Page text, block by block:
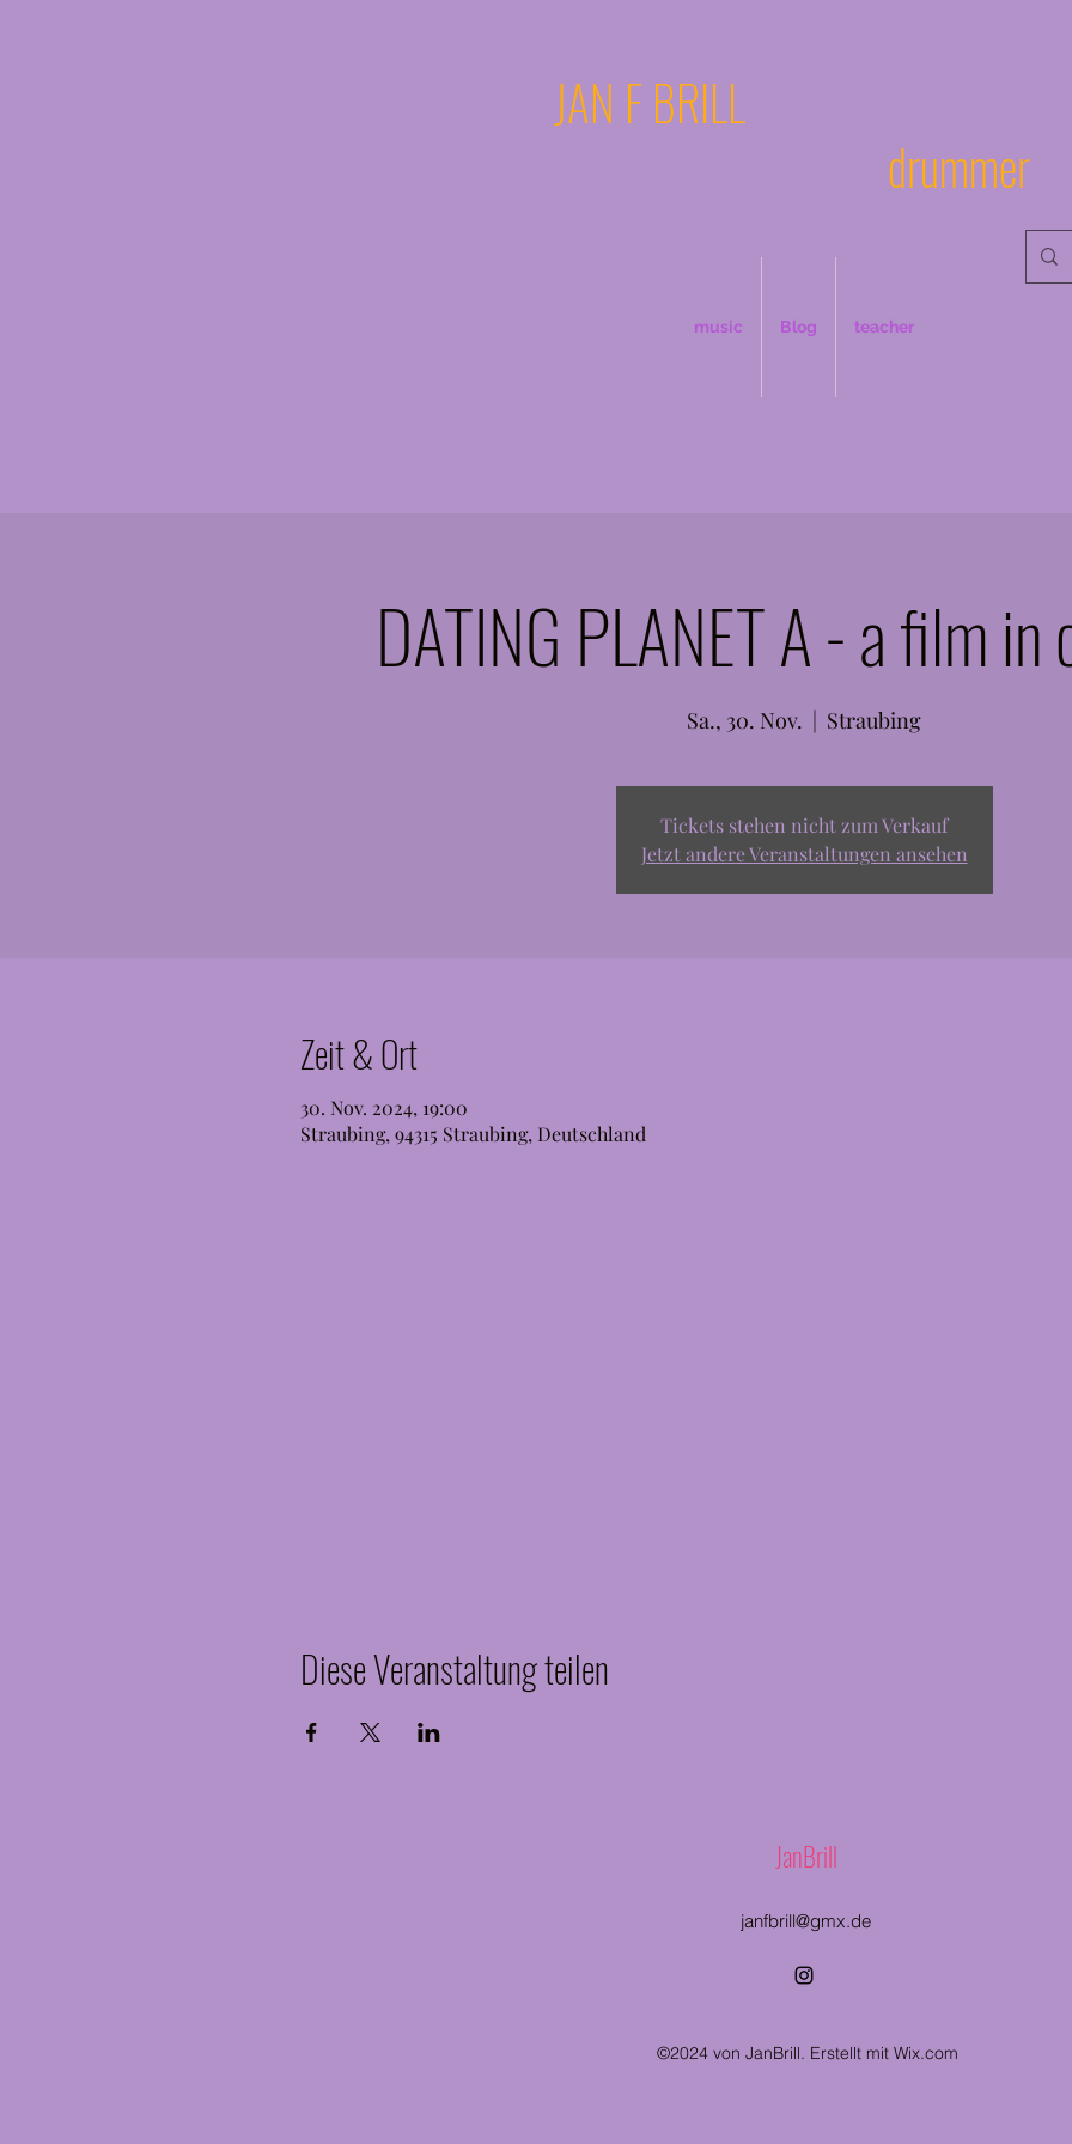
JAN F BRILL
drummer
music Blog teacher
DATING PLANET A - a film
Sa., 30. Nov.
  |
Straubing
Tickets stehen nicht zum Verkauf
Jetzt andere Veranstaltungen ansehen
Zeit & Ort
30. Nov. 2024, 19:00
Straubing, 94315 Straubing, Deutschland
Diese Veranstaltung teilen
JanBrill
janfbrill@gmx.de
©2024 von JanBrill. Erstellt mit Wix.com